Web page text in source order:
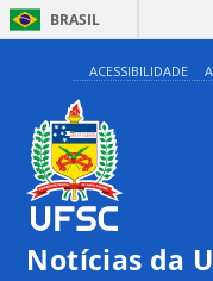
BRASIL
ACESSIBILIDADE
Notícias da